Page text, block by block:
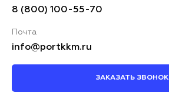
8 (800) 100-55-70
Почта
info@portkkm.ru
ЗАКАЗАТЬ ЗВОНОК